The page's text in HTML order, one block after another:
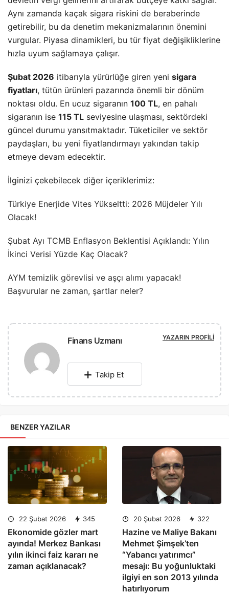
Aynı zamanda kaçak sigara riskini de beraberinde
getirebilir, bu da denetim mekanizmalarının önemini
vurgular. Piyasa dinamikleri, bu tür fiyat değişikliklerine
hızla uyum sağlamaya çalışır.
Şubat 2026 itibarıyla yürürlüğe giren yeni sigara
fiyatları, tütün ürünleri pazarında önemli bir dönüm
noktası oldu. En ucuz sigaranın 100 TL, en pahalı
sigaranın ise 115 TL seviyesine ulaşması, sektördeki
güncel durumu yansıtmaktadır. Tüketiciler ve sektör
paydaşları, bu yeni fiyatlandırmayı yakından takip
etmeye devam edecektir.
İlginizi çekebilecek diğer içeriklerimiz:
Türkiye Enerjide Vites Yükseltti: 2026 Müjdeler Yılı
Olacak!
Şubat Ayı TCMB Enflasyon Beklentisi Açıklandı: Yılın
İkinci Verisi Yüzde Kaç Olacak?
AYM temizlik görevlisi ve aşçı alımı yapacak!
Başvurular ne zaman, şartlar neler?
Finans Uzmanı YAZARIN PROFILI
Takip Et
BENZER YAZILAR
22 Şubat 2026 345
Ekonomide gözler mart
ayında! Merkez Bankası
yılın ikinci faiz kararı ne
zaman açıklanacak?
20 Şubat 2026 322
Hazine ve Maliye Bakanı
Mehmet Şimşek’ten
“Yabancı yatırımcı”
mesajı: Bu yoğunluktaki
ilgiyi en son 2013 yılında
hatırlıyorum